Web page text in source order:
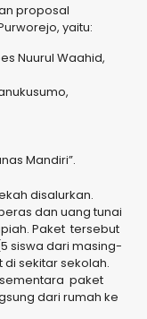
proposal
yaitu:
Nuurul Waahid,
Mandiri”.
disalurkan.
dan uang tunai
Paket tersebut
siswa dari masing-
sekitar sekolah.
sementara paket
dari rumah ke